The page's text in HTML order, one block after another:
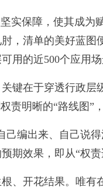
保障，使其成为
，清单的美好蓝
用的近500个应用场
在于穿透行政层
责明晰的“路线图”
出来、自己说得
期效果，即从“权
开花结果。唯有